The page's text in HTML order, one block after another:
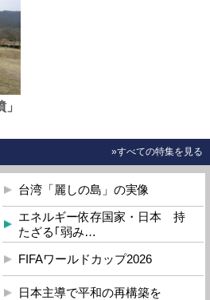
»すべての特集を見る
台湾「麗しの島」の実像
エネルギー依存国家・日本 持
たざる｢弱み…
FIFAワールドカップ2026
日本主導で平和の再構築を